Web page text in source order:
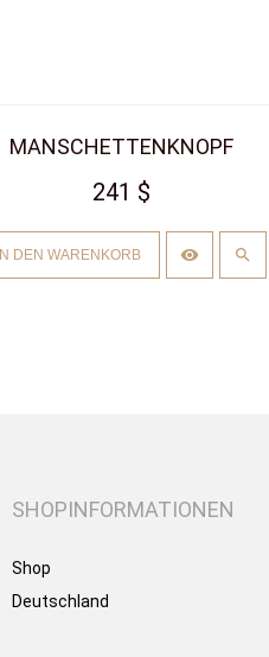
MANSCHETTENKNOPF
241 $
IN DEN WARENKORB
SHOPINFORMATIONEN
Shop
Deutschland